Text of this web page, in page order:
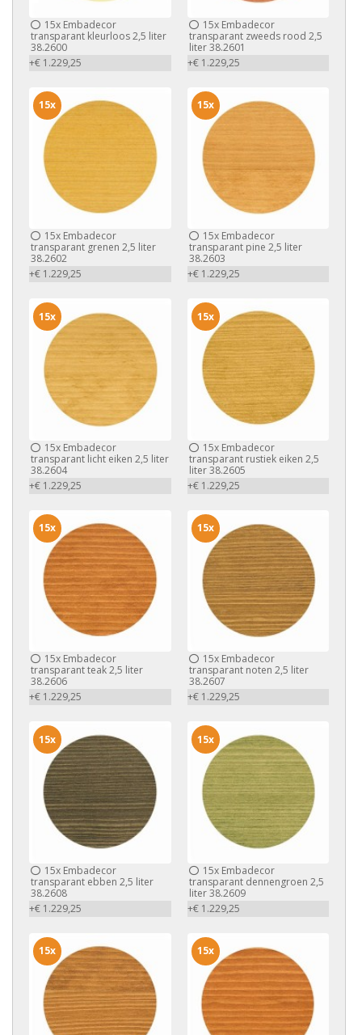
15x Embadecor
transparant kleurloos 2,5 liter
38.2600
+€ 1.229,25
15xEmbadecor
transparant zweeds rood 2,5
liter 38.2601
+€ 1.229,25
15x Embadecor
transparant grenen 2,5 liter
38.2602
+€ 1.229,25
15x
15xEmbadecor
transparant pine 2,5 liter
38.2603
+€ 1.229,25
15x
15x Embadecor
transparant licht eiken 2,5 liter
38.2604
+€ 1.229,25
15x
15xEmbadecor
transparant rustiek eiken 2,5
liter 38.2605
+€ 1.229,25
15x
15x Embadecor
transparant teak 2,5 liter
38.2606
+€ 1.229,25
15x
15xEmbadecor
transparant noten 2,5 liter
38.2607
+€ 1.229,25
15x
15x Embadecor
transparant ebben 2,5 liter
38.2608
+€ 1.229,25
15x
15xEmbadecor
transparant dennengroen 2,5
liter 38.2609
+€ 1.229,25
15x
15x 15x